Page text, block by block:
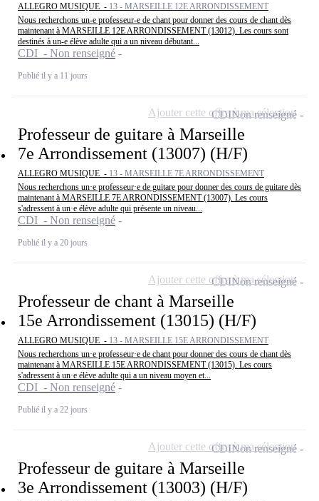
ALLEGRO MUSIQUE - 13 - MARSEILLE 12E ARRONDISSEMENT
Nous recherchons un-e professeur-e de chant pour donner des cours de chant dès
maintenant à MARSEILLE 12E ARRONDISSEMENT (13012). Les cours sont
destinés à un-e élève adulte qui a un niveau débutant...
CDI - Non renseigné
Publié il y a 11 jours
Professeur de guitare à Marseille
7e Arrondissement (13007) (H/F)
ALLEGRO MUSIQUE - 13 - MARSEILLE 7E ARRONDISSEMENT
Nous recherchons un·e professeur·e de guitare pour donner des cours de guitare dès
maintenant à MARSEILLE 7E ARRONDISSEMENT (13007). Les cours
s'adressent à un·e élève adulte qui présente un niveau...
CDI - Non renseigné
Publié il y a 20 jours
CDINon renseigné
Ajouter cette offre à ma sélection
Professeur de chant à Marseille
15e Arrondissement (13015) (H/F)
ALLEGRO MUSIQUE - 13 - MARSEILLE 15E ARRONDISSEMENT
Nous recherchons un·e professeur·e de chant pour donner des cours de chant dès
maintenant à MARSEILLE 15E ARRONDISSEMENT (13015). Les cours
s'adressent à un·e élève adulte qui a un niveau moyen et...
CDI - Non renseigné
Publié il y a 22 jours
CDINon renseigné
Ajouter cette offre à ma sélection
Professeur de guitare à Marseille
3e Arrondissement (13003) (H/F)
CDINon renseigné
Ajouter cette offre à ma sélection